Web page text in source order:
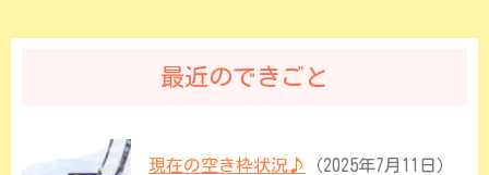
最近のできごと
現在の空き枠状況♪ （2025年7月11日）